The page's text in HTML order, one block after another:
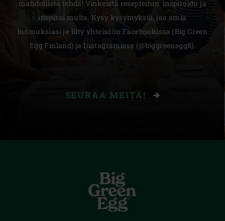
mahdollista tehdä! Vinkeistä resepteihin: inspiroidu ja
inspiroi muita. Kysy kysymyksiä, jaa omia
luomuksiasi ja liity yhteisöön Facebookissa (Big Green
Egg Finland) ja Instagramissa (@biggreeneggfi).
SEURAA MEITÄ!